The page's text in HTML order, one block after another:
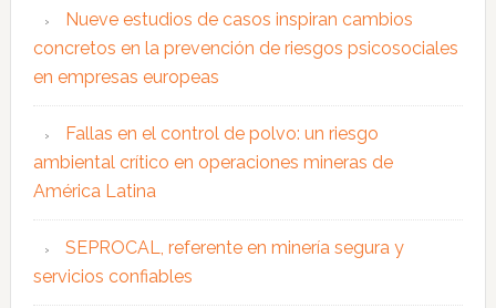
Nueve estudios de casos inspiran cambios
concretos en la prevención de riesgos psicosociales
en empresas europeas
Fallas en el control de polvo: un riesgo
ambiental crítico en operaciones mineras de
América Latina
SEPROCAL, referente en minería segura y
servicios confiables